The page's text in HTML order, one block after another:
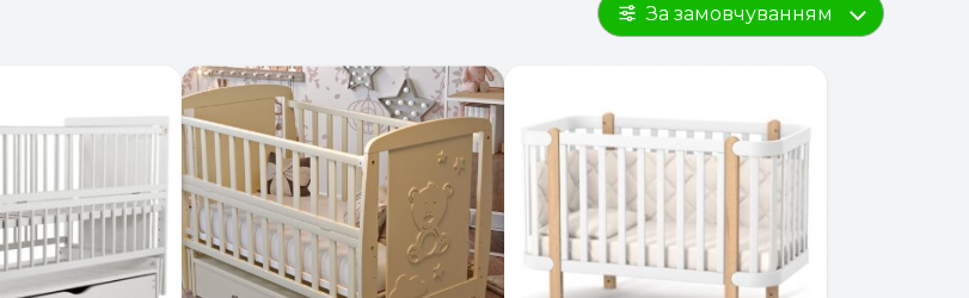
За замовчуванням